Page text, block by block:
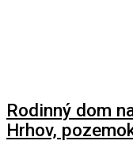
Rodinný dom
Hrhov,